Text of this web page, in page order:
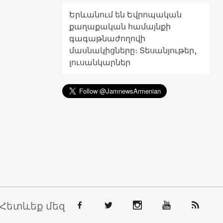
Երևանում են Եվրոպական
քաղաքական համայնքի
գագաթնաժողովի
մասնակիցները։ Տեսանյութեր,
լուսանկարներ
Հետևեք մեզ